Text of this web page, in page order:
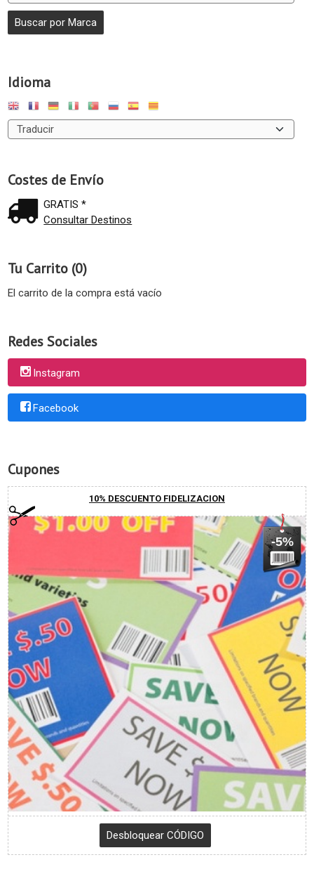
Idioma
Costes de Envío
GRATIS *
Consultar Destinos
Tu Carrito (0)
El carrito de la compra está vacío
Redes Sociales
Instagram
Facebook
Cupones
10% DESCUENTO FIDELIZACION
-5%